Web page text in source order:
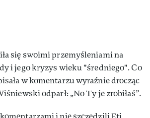
się swoimi przemyśleniami na
i jego kryzys wieku "średniego". Co
w komentarzu wyraźnie drocząc
odparł: „No Ty je zrobiłaś”.